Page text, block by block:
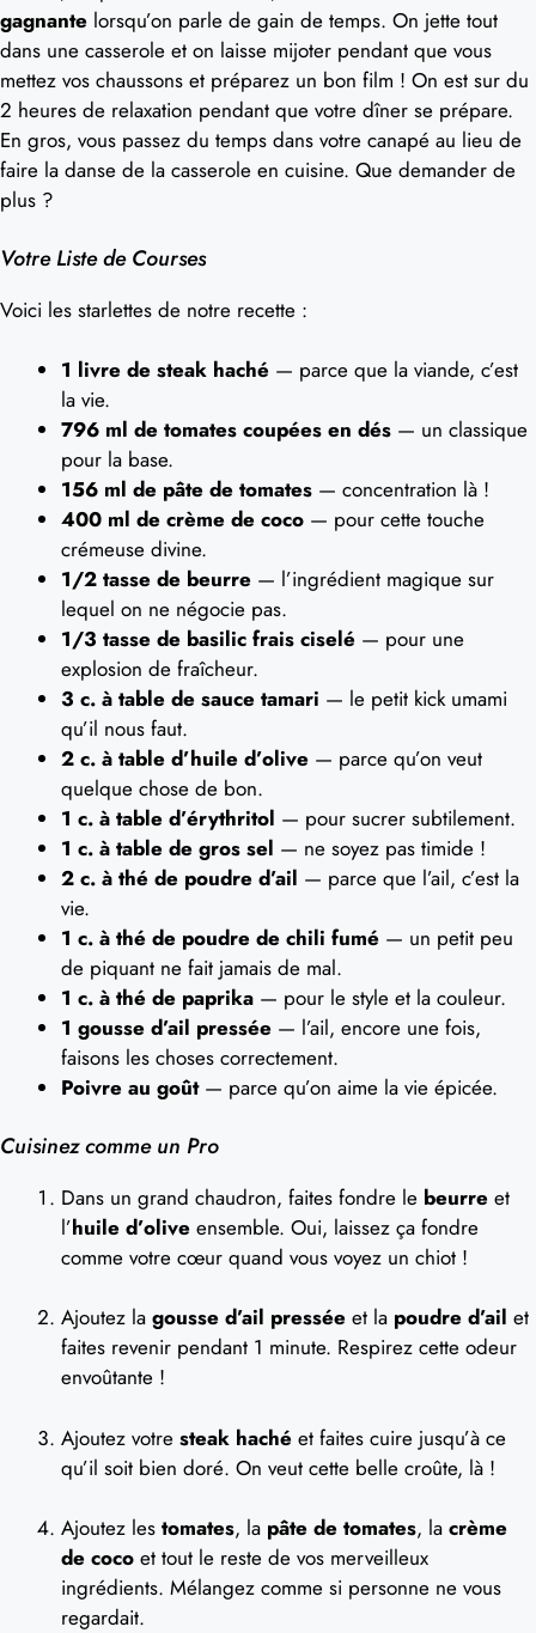
gagnante lorsqu’on parle de gain de temps. On jette tout
dans une casserole et on laisse mijoter pendant que vous
mettez vos chaussons et préparez un bon film ! On est sur du
2 heures de relaxation pendant que votre dîner se prépare.
En gros, vous passez du temps dans votre canapé au lieu de
faire la danse de la casserole en cuisine. Que demander de
plus ?
Votre Liste de Courses
Voici les starlettes de notre recette :
1 livre de steak haché — parce que la viande, c’est
la vie.
796 ml de tomates coupées en dés — un classique
pour la base.
156 ml de pâte de tomates — concentration là !
400 ml de crème de coco — pour cette touche
crémeuse divine.
1/2 tasse de beurre — l’ingrédient magique sur
lequel on ne négocie pas.
1/3 tasse de basilic frais ciselé — pour une
explosion de fraîcheur.
3 c. à table de sauce tamari — le petit kick umami
qu’il nous faut.
2 c. à table d’huile d’olive — parce qu’on veut
quelque chose de bon.
1 c. à table d’érythritol — pour sucrer subtilement.
1 c. à table de gros sel — ne soyez pas timide !
2 c. à thé de poudre d’ail — parce que l’ail, c’est la
vie.
1 c. à thé de poudre de chili fumé — un petit peu
de piquant ne fait jamais de mal.
1 c. à thé de paprika — pour le style et la couleur.
1 gousse d’ail pressée — l’ail, encore une fois,
faisons les choses correctement.
Poivre au goût— parce qu’on aime la vie épicée.
Cuisinez comme un Pro
Dans un grand chaudron, faites fondre le beurre et
l’huile d’olive ensemble. Oui, laissez ça fondre
comme votre cœur quand vous voyez un chiot !
Ajoutez la gousse d’ail pressée et la poudre d’ail et
faites revenir pendant 1 minute. Respirez cette odeur
envoûtante !
Ajoutez votre steak haché et faites cuire jusqu’à ce
qu’il soit bien doré. On veut cette belle croûte, là !
Ajoutez les tomates, la pâte de tomates, la crème
de coco et tout le reste de vos merveilleux
ingrédients. Mélangez comme si personne ne vous
regardait.